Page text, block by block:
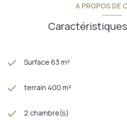
A PROPOS DE
Surface 63 m²
terrain 400 m²
2 chambre(s)